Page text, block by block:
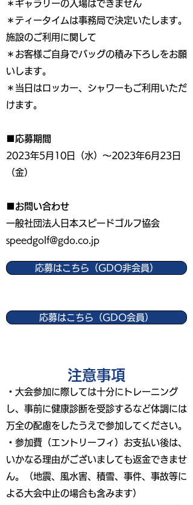
＊ギャラリーの入場はできません
＊ティータイムは事務局で決定いたします。
施設のご利用に関して
＊お客様ご自身でバッグの積み下ろしをお願
いします。
＊当日はロッカー、シャワーもご利用いただ
けます。
■応募期間
2023年5月10日（水）～2023年6月23日
（金）
■お問い合わせ
一般社団法人日本スピードゴルフ協会
speedgolf@gdo.co.jp
応募はこちら（GDO非会員）
応募はこちら（GDO会員）
​注意事項
・大会参加に際しては十分にトレーニング
し、事前に健康診断を受診するなど体調には
万全の配慮をしたうえで参加してください。
・参加費（エントリーフィ）お支払い後は、
いかなる理由がございましても返金できませ
ん。（地震、風水害、積雪、事件、事故等に
よる大会中止の場合も含みます）